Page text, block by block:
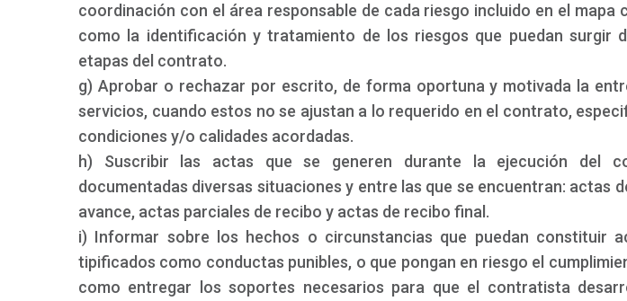
coordinación con el área responsable de cada riesgo incluido en el mapa
como la identificación y tratamiento de los riesgos que puedan surgir
etapas del contrato.
g) Aprobar o rechazar por escrito, de forma oportuna y motivada la
servicios, cuando estos no se ajustan a lo requerido en el contrato,
condiciones y/o calidades acordadas.
h) Suscribir las actas que se generen durante la ejecución del
documentadas diversas situaciones y entre las que se encuentran: actas
avance, actas parciales de recibo y actas de recibo final.
i) Informar sobre los hechos o circunstancias que puedan constituir
tipificados como conductas punibles, o que pongan en riesgo el
como entregar los soportes necesarios para que el contratista